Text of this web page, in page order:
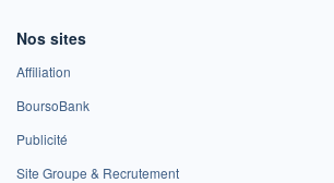
Nos sites
Affiliation
BoursoBank
Publicité
Site Groupe & Recrutement